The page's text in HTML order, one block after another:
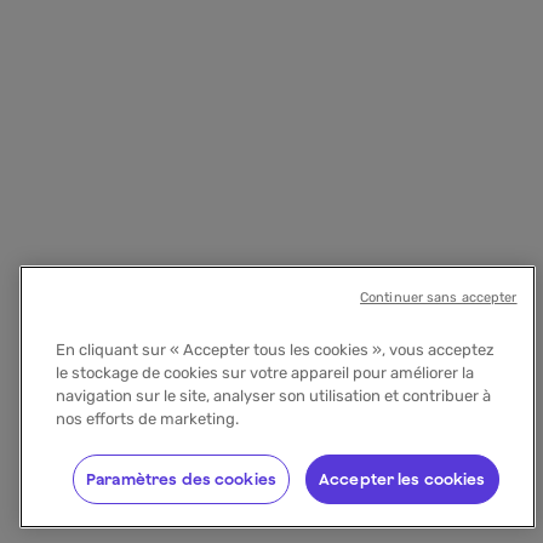
En cliquant sur « Accepter tous les cookies », vous acceptez
le stockage de cookies sur votre appareil pour améliorer la
navigation sur le site, analyser son utilisation et contribuer à
nos efforts de marketing.
Accepter les cookies
Paramètres des cookies
Continuer sans accepter